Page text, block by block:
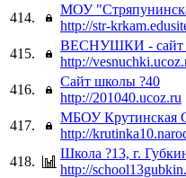
414.
МОУ
http://str-
415.
ВЕСНУШКИ - сайт
http://
416.
Сайт школы ?40
http://201040.ucoz.ru
417.
МБОУ
http://
418.
Школа ?13, г.
http://